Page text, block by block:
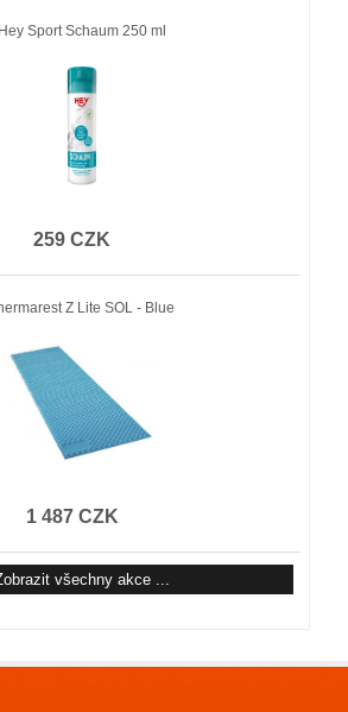
Hey Sport Schaum 250 ml
259 CZK
Z Lite SOL - Blue
1 487 CZK
všechny akce ...